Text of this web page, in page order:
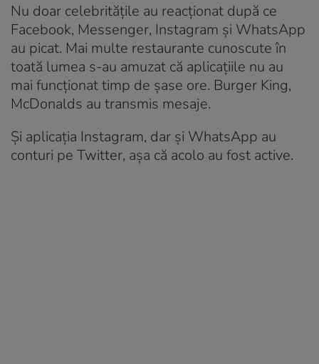
Nu doar celebritățile au reacționat după ce
Facebook, Messenger, Instagram și WhatsApp
au picat. Mai multe restaurante cunoscute în
toată lumea s-au amuzat că aplicațiile nu au
mai funcționat timp de șase ore. Burger King,
McDonalds au transmis mesaje.
Și aplicația Instagram, dar și WhatsApp au
conturi pe Twitter, așa că acolo au fost active.